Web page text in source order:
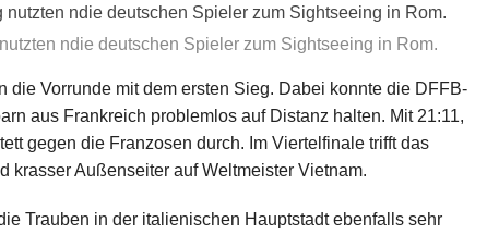
ndie deutschen Spieler zum Sightseeing in Rom.
die Vorrunde mit dem ersten Sieg. Dabei konnte die DFFB-
aus Frankreich problemlos auf Distanz halten. Mit 21:11,
gegen die Franzosen durch. Im Viertelfinale trifft das
krasser Außenseiter auf Weltmeister Vietnam.
Trauben in der italienischen Hauptstadt ebenfalls sehr